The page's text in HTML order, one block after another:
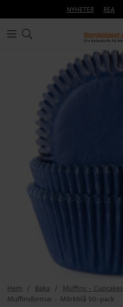
NYHETER REA
Hem Baka Muffins - Cupcakes
Muffinsformar - Mörkblå 50-pack